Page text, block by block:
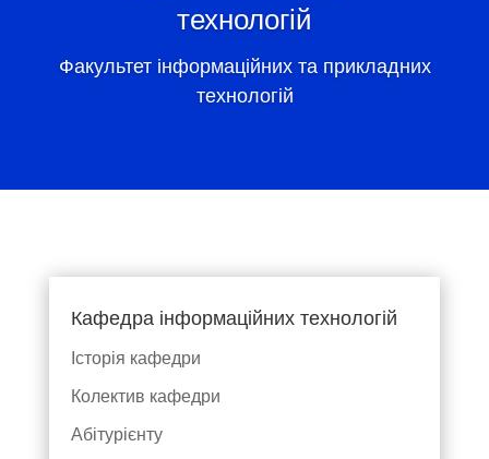
технологій
Факультет інформаційних та прикладних
технологій
Кафедра інформаційних технологій
Історія кафедри
Колектив кафедри
Абітурієнту